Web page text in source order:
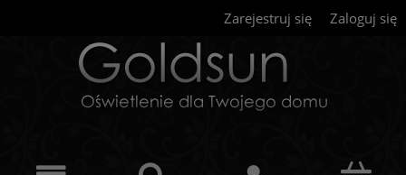
Zarejestruj się Zaloguj się